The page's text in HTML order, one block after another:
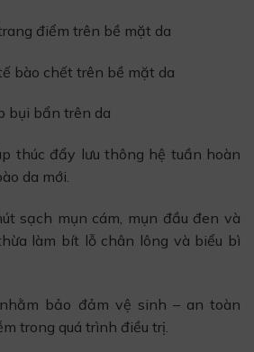
điểm trên bề mặt da
bào chết trên bề mặt da
bụi bẩn trên da
thúc đẩy lưu thông hệ tuần hoàn
da mới.
sạch mụn cám, mụn đầu đen và
làm bít lỗ chân lông và biểu bì
bảo đảm vệ sinh – an toàn
trong quá trình điều trị.